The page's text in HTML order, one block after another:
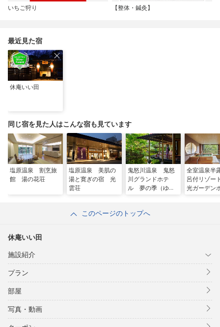
いちご狩り 【整体・鍼灸】
最近見た宿
休庵いい田
同じ宿を見た人はこんな宿も見ています
塩原温泉 割烹旅
館 湯の花荘
塩原温泉 美肌の
湯と寛ぎの宿 光
雲荘
鬼怒川温泉 鬼怒
川グランドホテ
ル 夢の季（ゆめ
全室温泉半
呂付リゾ
光ガーデン
このページのトップへ
休庵いい田
施設紹介
プラン
部屋
写真・動画